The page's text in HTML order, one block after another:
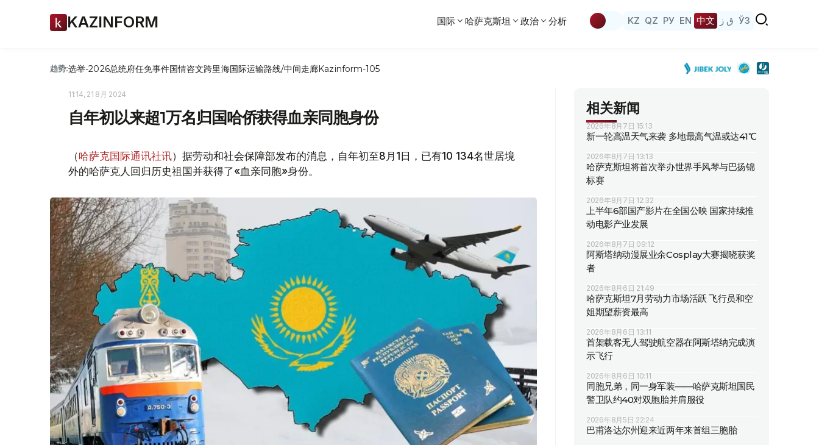
KAZINFORM 国际 哈萨克斯坦 政治 分析 KZ QZ РУ EN 中文 ق ز ЎЗ
趋势:选举-2026总统府任免事件国情咨文跨里海国际运输路线/中间走廊Kazinform-105
11:14, 21 8月 2024
自年初以来超1万名归国哈侨获得血亲同胞身份
（哈萨克国际通讯社讯）据劳动和社会保障部发布的消息，自年初至8月1日，已有10 134名世居境
外的哈萨克人回归历史祖国并获得了«血亲同胞»身份。
相关新闻
2026年8月7日 15:13
新一轮高温天气来袭 多地最高气温或达41℃
2026年8月7日 13:13
哈萨克斯坦将首次举办世界手风琴与巴扬锦
标赛
2026年8月7日 12:32
上半年6部国产影片在全国公映 国家持续推
动电影产业发展
2026年8月7日 09:12
阿斯塔纳动漫展业余Cosplay大赛揭晓获奖
者
2026年8月6日 21:49
哈萨克斯坦7月劳动力市场活跃 飞行员和空
姐期望薪资最高
2026年8月6日 13:11
首架载客无人驾驶航空器在阿斯塔纳完成演
示飞行
2026年8月6日 10:11
同胞兄弟，同一身军装——哈萨克斯坦国民
警卫队约40对双胞胎并肩服役
2026年8月5日 22:24
巴甫洛达尔州迎来近两年来首组三胞胎